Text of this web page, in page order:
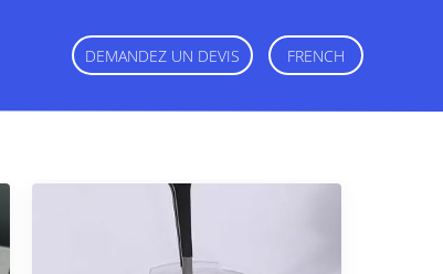
DEMANDEZ UN DEVIS FRENCH